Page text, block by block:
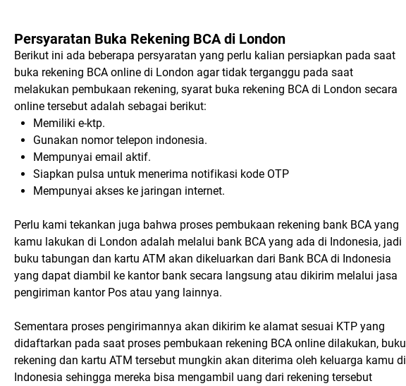
Persyaratan Buka Rekening BCA di London
Berikut ini ada beberapa persyaratan yang perlu kalian persiapkan pada saat
buka rekening BCA online di London agar tidak terganggu pada saat
melakukan pembukaan rekening, syarat buka rekening BCA di London secara
online tersebut adalah sebagai berikut:
Memiliki e-ktp.
Gunakan nomor telepon indonesia.
Mempunyai email aktif.
Siapkan pulsa untuk menerima notifikasi kode OTP
Mempunyai akses ke jaringan internet.
Perlu kami tekankan juga bahwa proses pembukaan rekening bank BCA yang
kamu lakukan di London adalah melalui bank BCA yang ada di Indonesia, jadi
buku tabungan dan kartu ATM akan dikeluarkan dari Bank BCA di Indonesia
yang dapat diambil ke kantor bank secara langsung atau dikirim melalui jasa
pengiriman kantor Pos atau yang lainnya.
Sementara proses pengirimannya akan dikirim ke alamat sesuai KTP yang
didaftarkan pada saat proses pembukaan rekening BCA online dilakukan, buku
rekening dan kartu ATM tersebut mungkin akan diterima oleh keluarga kamu di
Indonesia sehingga mereka bisa mengambil uang dari rekening tersebut